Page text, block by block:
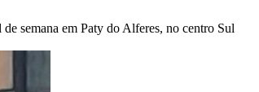
semana em Paty do Alferes, no centro Sul